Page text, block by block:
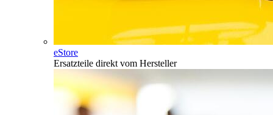
eStore
Ersatzteile direkt vom Hersteller